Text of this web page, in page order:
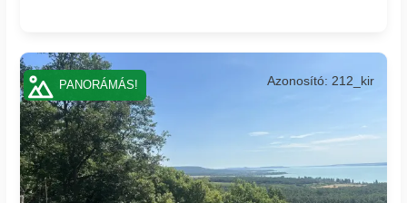
Azonosító: 212_kir
PANORÁMÁS!